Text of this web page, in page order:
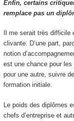
Enfin, certains
remplace pas un
Il me serait très difficile
clivante. D’une part,
notion
est une chance pour les
pour une autre, suivre
formation initiale.
Le poids des diplômes
chefs d’entreprise et